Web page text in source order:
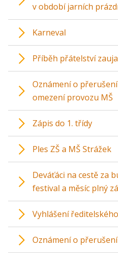
v období jarních
Karneval
Příběh přátelství
Oznámení o
omezení provozu MŠ
Zápis do 1. třídy
Ples ZŠ a MŠ Strážek
Deváťáci na cestě za
festival a měsíc plný
Vyhlášení
Oznámení o přerušení